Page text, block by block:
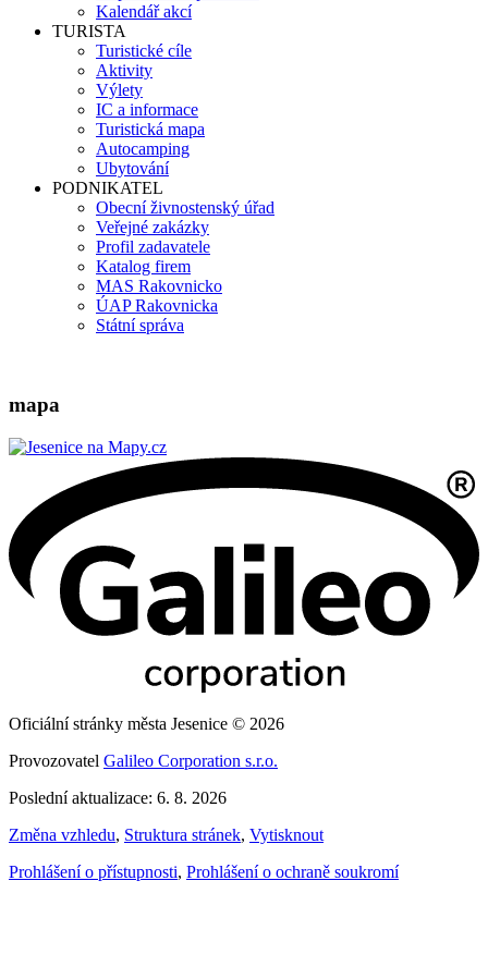
Kalendář akcí
TURISTA
Turistické cíle
Aktivity
Výlety
IC a informace
Turistická mapa
Autocamping
Ubytování
PODNIKATEL
Obecní živnostenský úřad
Veřejné zakázky
Profil zadavatele
Katalog firem
MAS Rakovnicko
ÚAP Rakovnicka
Státní správa
mapa
Oficiální stránky města Jesenice © 2026
Provozovatel Galileo Corporation s.r.o.
Poslední aktualizace: 6. 8. 2026
Změna vzhledu, Struktura stránek, Vytisknout
Prohlášení o přístupnosti, Prohlášení o ochraně soukromí